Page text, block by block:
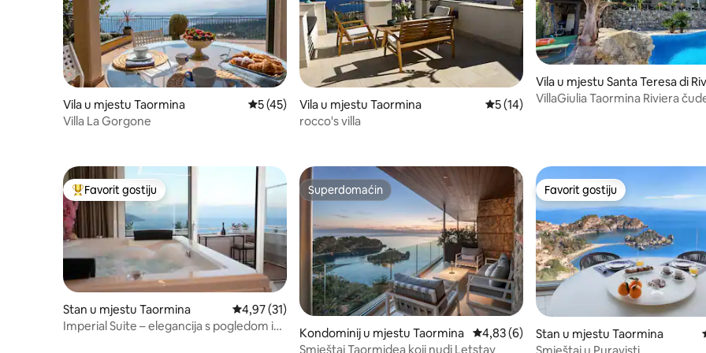
Vila u mjestu Taormina Prosječna ocjena: 5 od 5, recenzija: 45
5 (45)
Villa La Gorgone
Vila u mjestu Taormina Prosječna ocjena: 5 od 5, recenzija: 14
5 (14)
rocco's villa
Vila u mjestu Santa Teresa di
VillaGiulia Taormina Riviera
Glavni favorit gostiju
Favorit gostiju
Stan u mjestu Taormina Prosječna ocjena: 4,97 od 5, recenzija: 31
4,97 (31)
Imperial Suite – elegancija s pogledom iz
Superdomaćin
Superdomaćin
Kondominij u mjestu Taormina Prosječna ocjena: 4,83 od 5, recenzija: 6
4,83 (6)
Smještaj Taormidea koji nudi Letstay
Favorit gostiju
Favorit gostiju
Stan u mjestu Taormina